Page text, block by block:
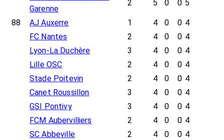
Garenne
2 5 0 0 5
88 AJ Auxerre 1 4 0 0 4
FC Nantes
2 4 0 0 4
Lyon-La Duchère
3 4 0 0 4
Lille OSC
2 4 0 0 4
Stade Poitevin
2 4 0 0 4
Canet Roussillon
3 4 0 0 4
GSI Pontivy
3 4 0 0 4
FCM Aubervilliers
2 4 0 0 4
SC Abbeville
2 4 0 0 4